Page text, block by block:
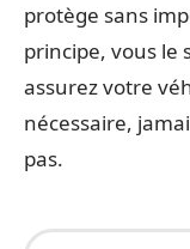
protège sans
principe, vous le
assurez votre
nécessaire,
pas.